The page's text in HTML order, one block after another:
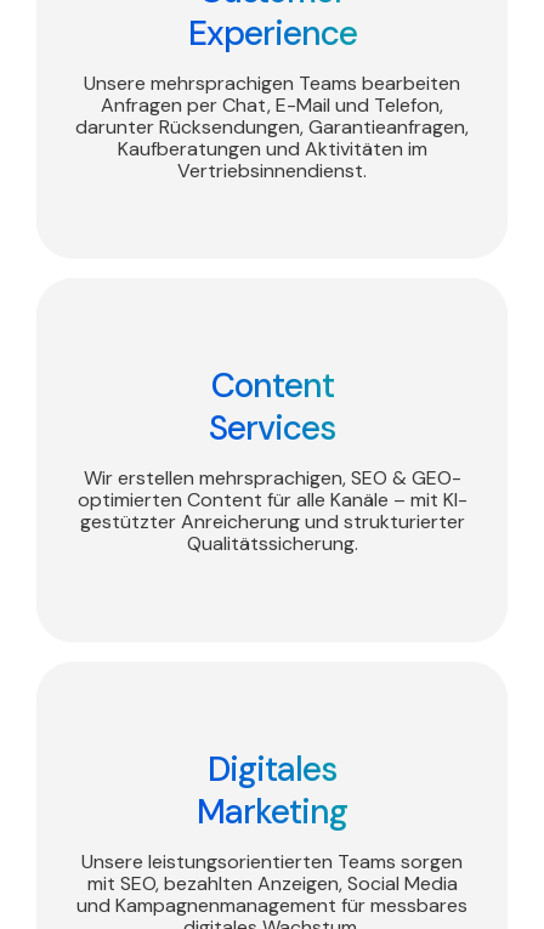
Experience
Unsere mehrsprachigen Teams bearbeiten
Anfragen per Chat, E-Mail und Telefon,
darunter Rücksendungen, Garantieanfragen,
Kaufberatungen und Aktivitäten im
Vertriebsinnendienst.
Content
Services
Wir erstellen mehrsprachigen, SEO & GEO-
optimierten Content für alle Kanäle – mit KI-
gestützter Anreicherung und strukturierter
Qualitäts­sicherung.
Digitales
Marketing
Unsere leistungsorientierten Teams sorgen
mit SEO, bezahlten Anzeigen, Social Media
und Kampagnenmanagement für messbares